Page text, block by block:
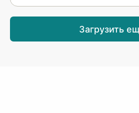
Загрузить